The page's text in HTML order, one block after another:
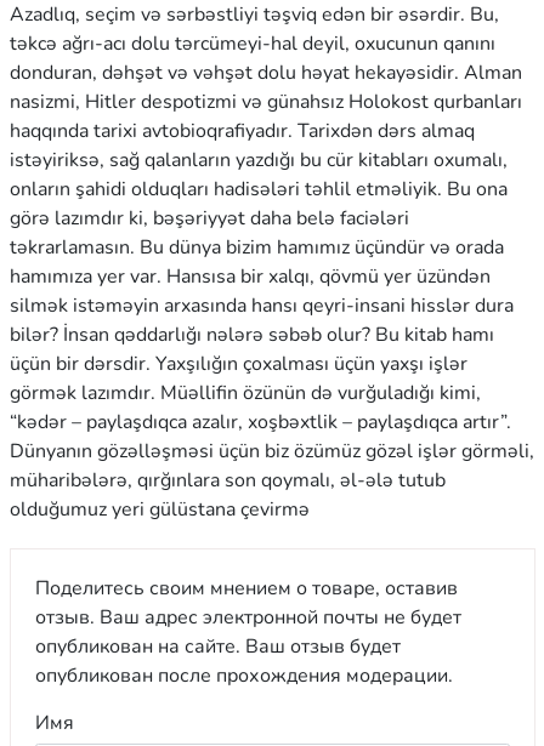
Azadlıq, seçim və sərbəstliyi təşviq edən bir əsərdir. Bu,
təkcə ağrı-acı dolu tərcümeyi-hal deyil, oxucunun qanını
donduran, dəhşət və vəhşət dolu həyat hekayəsidir. Alman
nasizmi, Hitler despotizmi və günahsız Holokost qurbanları
haqqında tarixi avtobioqrafiyadır. Tarixdən dərs almaq
istəyiriksə, sağ qalanların yazdığı bu cür kitabları oxumalı,
onların şahidi olduqları hadisələri təhlil etməliyik. Bu ona
görə lazımdır ki, bəşəriyyət daha belə faciələri
təkrarlamasın. Bu dünya bizim hamımız üçündür və orada
hamımıza yer var. Hansısa bir xalqı, qövmü yer üzündən
silmək istəməyin arxasında hansı qeyri-insani hisslər dura
bilər? İnsan qəddarlığı nələrə səbəb olur? Bu kitab hamı
üçün bir dərsdir. Yaxşılığın çoxalması üçün yaxşı işlər
görmək lazımdır. Müəllifin özünün də vurğuladığı kimi,
“kədər – paylaşdıqca azalır, xoşbəxtlik – paylaşdıqca artır”.
Dünyanın gözəlləşməsi üçün biz özümüz gözəl işlər görməli,
müharibələrə, qırğınlara son qoymalı, əl-ələ tutub
olduğumuz yeri gülüstana çevirmə
Поделитесь своим мнением о товаре, оставив
отзыв. Ваш адрес электронной почты не будет
опубликован на сайте. Ваш отзыв будет
опубликован после прохождения модерации.
Имя